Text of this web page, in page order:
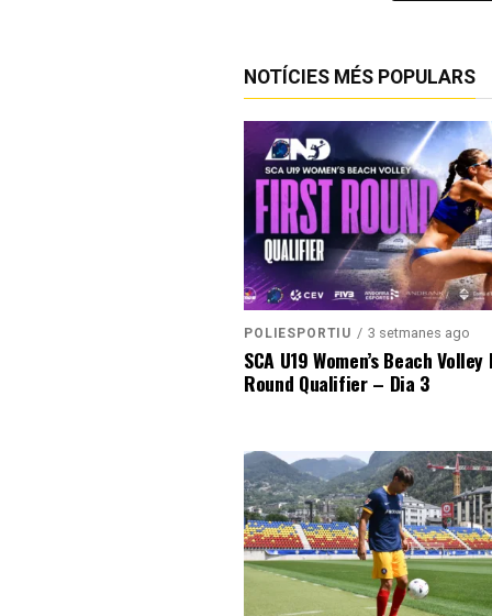
NOTÍCIES MÉS POPULARS
POLIESPORTIU 3 setmanes ago
SCA U19 Women’s Beach
Round Qualifier – Dia 3